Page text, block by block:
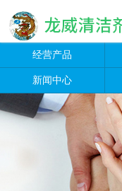
经营产品
新闻中心